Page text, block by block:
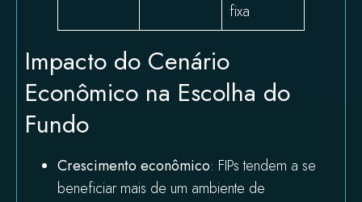
fixa
Impacto do Cenário
Econômico na Escolha do
Fundo
Crescimento econômico: FIPs tendem a se
beneficiar mais de um ambiente de